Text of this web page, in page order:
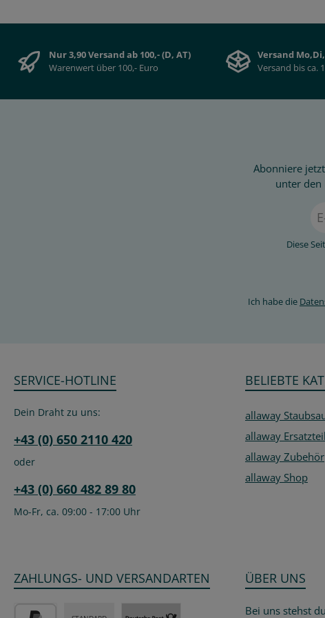
Nur 3,90 Versand ab 100,- (D, AT)
Warenwert über 100,- Euro
Versand
Versand bis ca.
Abonniere
unter den
Diese
Ich habe die
SERVICE-HOTLINE
Dein Draht zu uns:
+43 (0) 650 2110 420
oder
+43 (0) 660 482 89 80
Mo-Fr, ca. 09:00 - 17:00 Uhr
BELIEBTE
allaway
allaway
allaway Zubehör
allaway Shop
ZAHLUNGS- UND VERSANDARTEN ÜBER UNS
Bei uns stehst